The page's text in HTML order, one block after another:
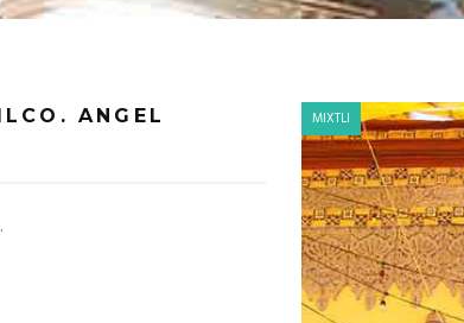
ANGEL
MIXTLI